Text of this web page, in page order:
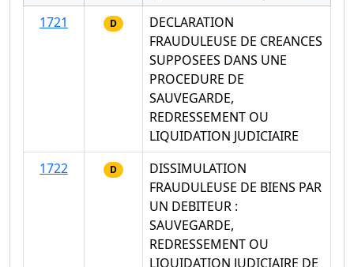
1721
D
DECLARATION
FRAUDULEUSE DE CREANCES
SUPPOSEES DANS UNE
PROCEDURE DE
SAUVEGARDE,
REDRESSEMENT OU
LIQUIDATION JUDICIAIRE
1722
D
DISSIMULATION
FRAUDULEUSE DE BIENS PAR
UN DEBITEUR :
SAUVEGARDE,
REDRESSEMENT OU
LIQUIDATION JUDICIAIRE DE